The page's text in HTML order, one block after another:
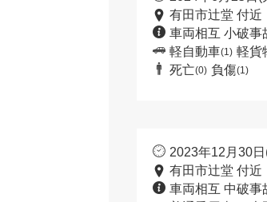
有田市辻堂 付近
車両相互 小破事
軽自動車(1) 軽貨
死亡(0) 負傷(1)
2023年12月30
有田市辻堂 付近
車両相互 中破事